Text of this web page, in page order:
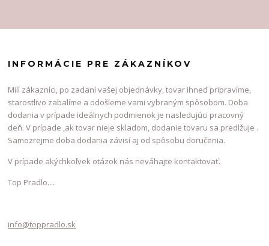
INFORMÁCIE PRE ZÁKAZNÍKOV
Milí zákazníci, po zadaní vašej objednávky, tovar ihneď pripravíme,
starostlivo zabalíme a odošleme vami vybraným spôsobom. Doba
dodania v prípade ideálnych podmienok je nasledujúci pracovný
deň. V prípade ,ak tovar nieje skladom, dodanie tovaru sa predlžuje .
Samozrejme doba dodania závisí aj od spôsobu doručenia.
V prípade akýchkoľvek otázok nás neváhajte kontaktovať.
Top Pradlo....
info@toppradlo.sk